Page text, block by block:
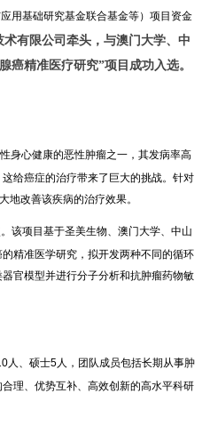
用基础研究基金联合基金等）项目资金
有限公司牵头，与澳门大学、中
癌精准医疗研究”项目成功入选。
身心健康的恶性肿瘤之一，其发病率高
给癌症的治疗带来了巨大的挑战。针对
地改善该疾病的治疗效果。
该项目基于圣美生物、澳门大学、中山
精准医学研究，拟开发两种不同的循环
官模型并进行分子分析和抗肿瘤药物敏
人、硕士5人，团队成员包括长期从事肿
理、优势互补、高效创新的高水平科研